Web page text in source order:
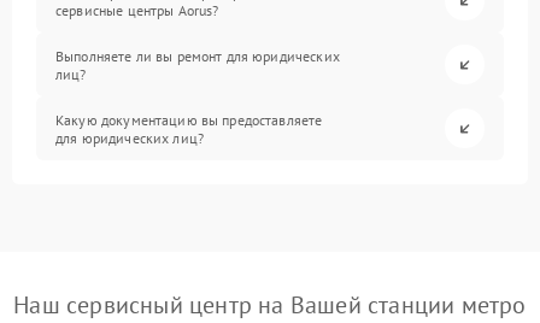
сервисные центры Aorus?
Выполняете ли вы ремонт для юридических
лиц?
Какую документацию вы предоставляете
для юридических лиц?
Наш сервисный центр на Вашей станции метро